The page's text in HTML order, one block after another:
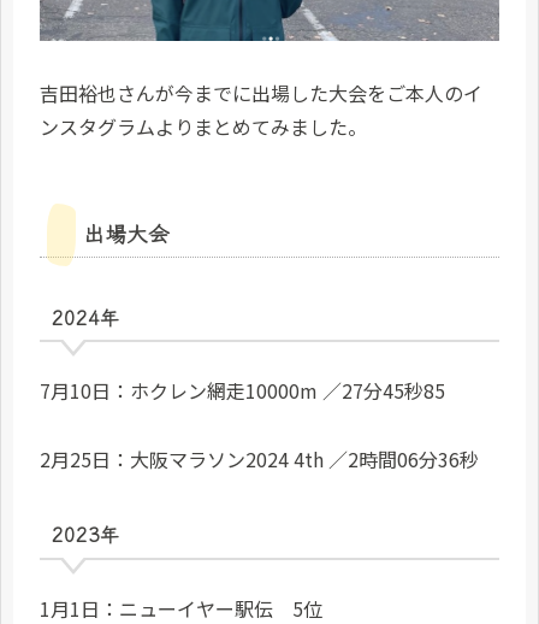
吉田裕也さんが今までに出場した大会をご本人のイ
ンスタグラムよりまとめてみました。
出場大会
2024年
7月10日：ホクレン網走10000m ／27分45秒85
2月25日：大阪マラソン2024 4th ／2時間06分36秒
2023年
1月1日：ニューイヤー駅伝 5位